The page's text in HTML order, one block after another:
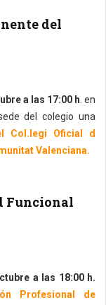
del
a las 17:00 h . en
del colegio una
Col.legi Oficial d
Valenciana.
Funcional
a las 18:00 h.
Profesional de